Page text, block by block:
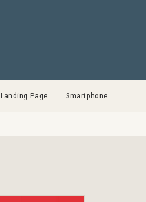
Landing Page Smartphone